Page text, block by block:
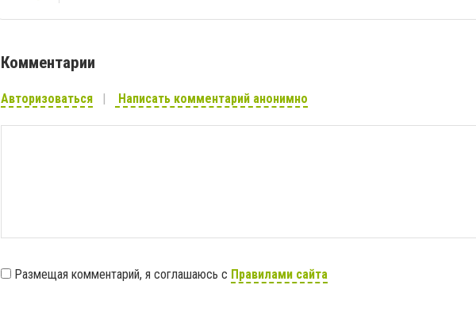
Комментарии
Авторизоваться Написать комментарий анонимно
Размещая комментарий, я соглашаюсь с Правилами сайта